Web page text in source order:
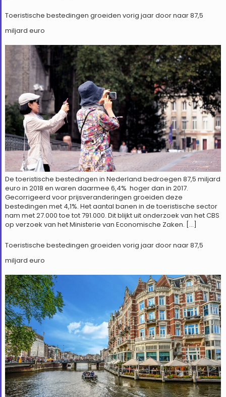
Toeristische bestedingen groeiden vorig jaar door naar 87,5
miljard euro
De toeristische bestedingen in Nederland bedroegen 87,5 miljard
euro in 2018 en waren daarmee 6,4% hoger dan in 2017.
Gecorrigeerd voor prijsveranderingen groeiden deze
bestedingen met 4,1%. Het aantal banen in de toeristische sector
nam met 27.000 toe tot 791.000. Dit blijkt uit onderzoek van het CBS
op verzoek van het Ministerie van Economische Zaken. […]
Toeristische bestedingen groeiden vorig jaar door naar 87,5
miljard euro